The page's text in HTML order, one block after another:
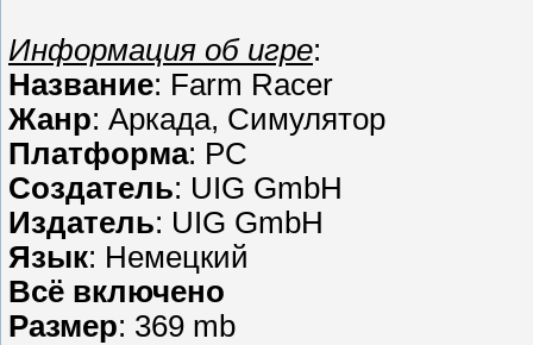
Информация об игре:
Название: Farm Racer
Жанр: Аркада, Симулятор
Платформа: PC
Создатель: UIG GmbH
Издатель: UIG GmbH
Язык: Немецкий
Всё включено
Размер: 369 mb